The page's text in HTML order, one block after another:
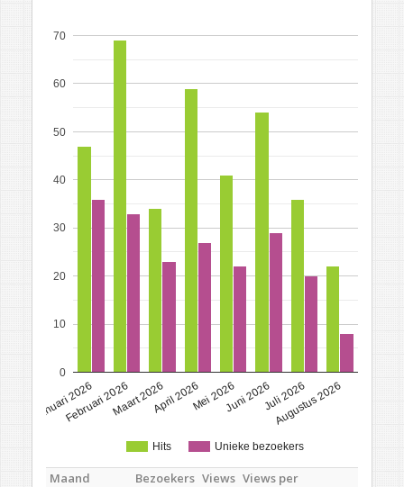
Hits Unieke bezoekers
Januari 2026
Februari 2026Maart 2026April 2026Mei 2026Juni 2026Juli 2026
Augustus 2026
0
10
20
30
40
50
60
70
Maand Bezoekers Views Views per